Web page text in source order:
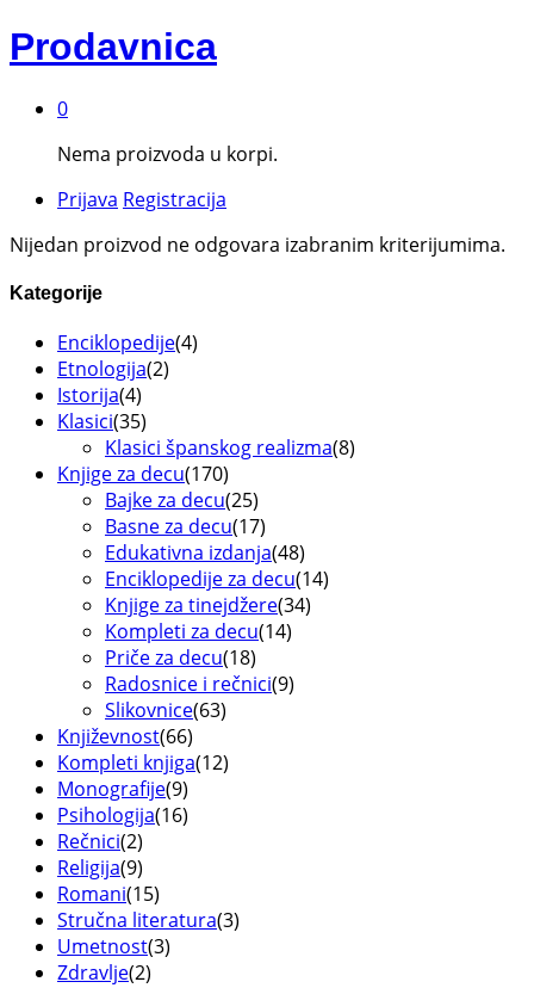
Prodavnica
0
Nema proizvoda u korpi.
Prijava Registracija
Nijedan proizvod ne odgovara izabranim kriterijumima.
Kategorije
Enciklopedije(4)
Etnologija(2)
Istorija(4)
Klasici(35)
Klasici španskog realizma(8)
Knjige za decu(170)
Bajke za decu(25)
Basne za decu(17)
Edukativna izdanja(48)
Enciklopedije za decu(14)
Knjige za tinejdžere(34)
Kompleti za decu(14)
Priče za decu(18)
Radosnice i rečnici(9)
Slikovnice(63)
Književnost(66)
Kompleti knjiga(12)
Monografije(9)
Psihologija(16)
Rečnici(2)
Religija(9)
Romani(15)
Stručna literatura(3)
Umetnost(3)
Zdravlje(2)